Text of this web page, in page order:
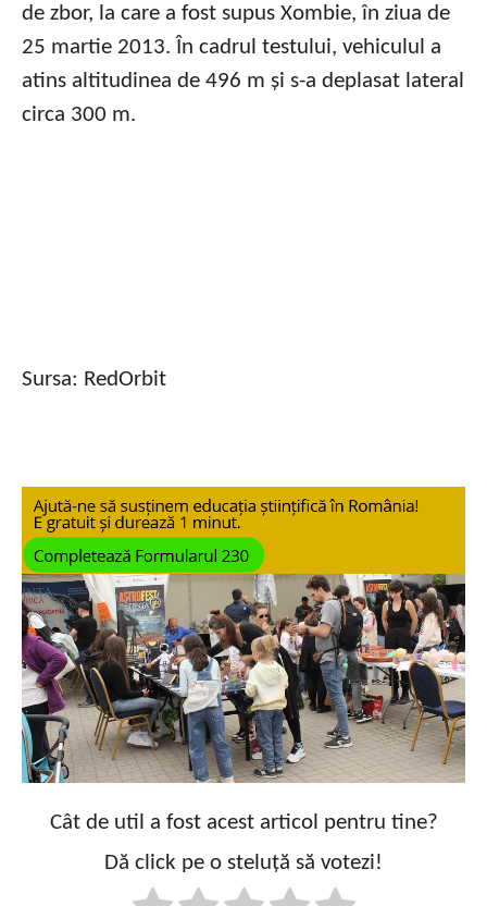
de zbor, la care a fost supus Xombie, în ziua de
25 martie 2013. În cadrul testului, vehiculul a
atins altitudinea de 496 m și s-a deplasat lateral
circa 300 m.
Sursa: RedOrbit
Cât de util a fost acest articol pentru tine?
Dă click pe o steluță să votezi!